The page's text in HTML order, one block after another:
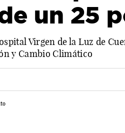
un 25
Virgen de la Luz de
y Cambio Climático